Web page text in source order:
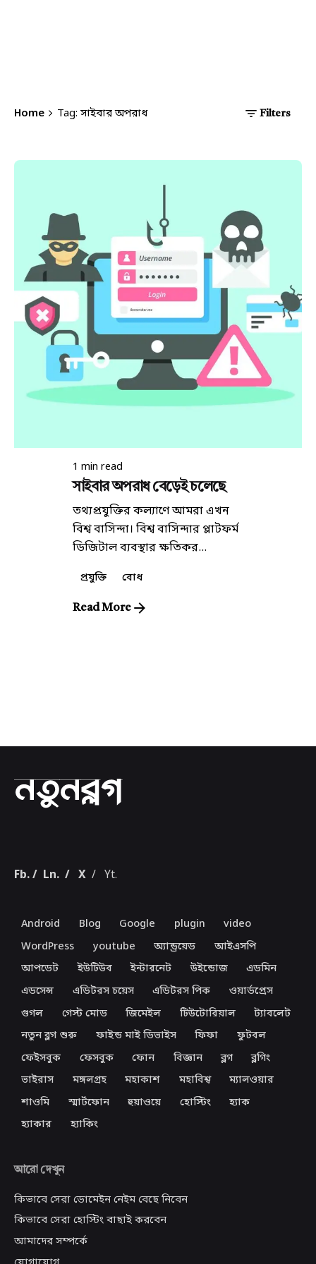
Home Tag: সাইবার অপরাধ Filters
Posted by
কিউরেটর
1 min read
সাইবার অপরাধ বেড়েই চলেছে
তথ্যপ্রযুক্তির কল্যাণে আমরা এখন
বিশ্ব বাসিন্দা। বিশ্ব বাসিন্দার প্লাটফর্ম
ডিজিটাল ব্যবস্থার ক্ষতিকর...
প্রযুক্তি বোধ
Read More
Fb. / Ln. / X / Yt.
Android Blog Google plugin
video
WordPress
youtube অ্যান্ড্রয়েড
আইএসপি
আপডেট
ইউটিউব ইন্টারনেট উইন্ডোজ
এডমিন
এডসেন্স
এডিটরস চয়েস এডিটরস পিক
ওয়ার্ডপ্রেস
গুগল
গেস্ট মোড জিমেইল টিউটোরিয়াল
ট্যাবলেট
নতুন ব্লগ শুরু
ফাইন্ড মাই ডিভাইস ফিফা
ফুটবল
ফেইসবুক
ফেসবুক ফোন বিজ্ঞান ব্লগ
ব্লগিং
ভাইরাস
মঙ্গলগ্রহ মহাকাশ মহাবিশ্ব
ম্যালওয়ার
শাওমি
স্মার্টফোন হুয়াওয়ে হোস্টিং
হ্যাক
হ্যাকার
হ্যাকিং
আরো দেখুন
কিভাবে সেরা ডোমেইন নেইম বেছে নিবেন
কিভাবে সেরা হোস্টিং বাছাই করবেন
আমাদের সম্পর্কে